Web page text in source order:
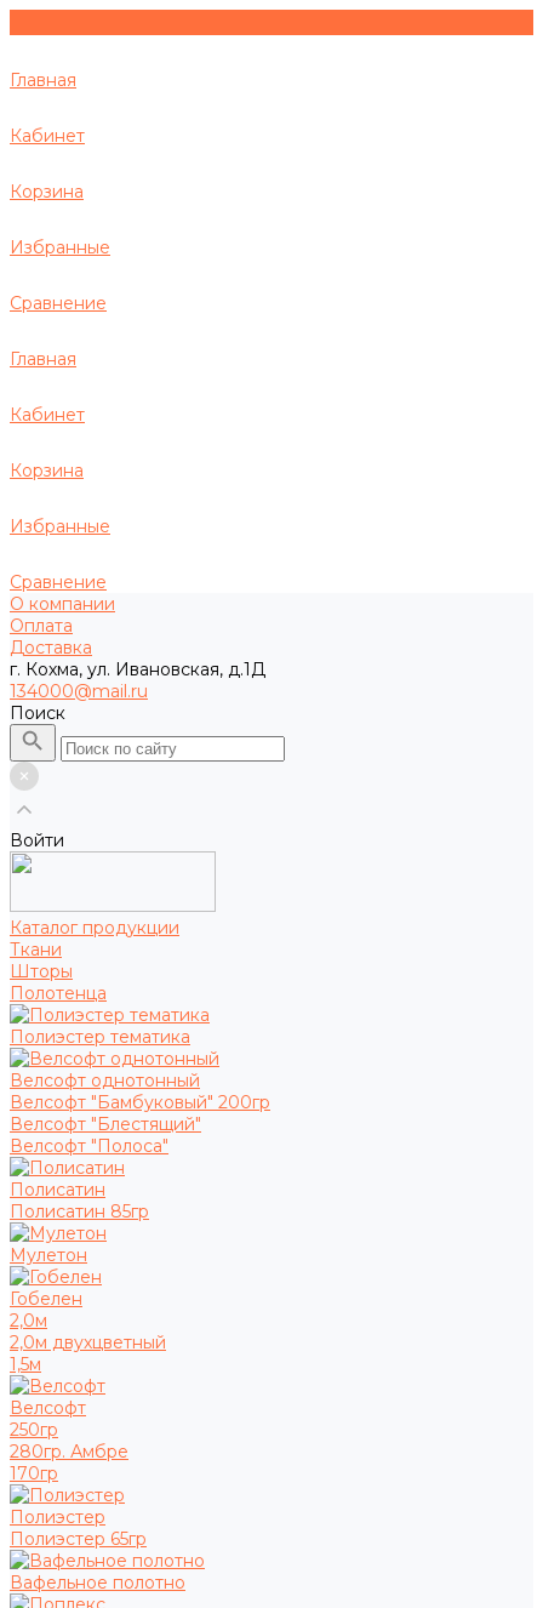
Главная
Кабинет
Корзина
Избранные
Сравнение
Главная
Кабинет
Корзина
Избранные
Сравнение
О компании
Оплата
Доставка
г. Кохма, ул. Ивановская, д.1Д
134000@mail.ru
Поиск
Войти
Каталог продукции
Ткани
Шторы
Полотенца
Полиэстер тематика
Велсофт однотонный
Велсофт "Бамбуковый" 200гр
Велсофт "Блестящий"
Велсофт "Полоса"
Полисатин
Полисатин 85гр
Мулетон
Гобелен
2,0м
2,0м двухцветный
1,5м
Велсофт
250гр
280гр. Амбре
170гр
Полиэстер
Полиэстер 65гр
Вафельное полотно